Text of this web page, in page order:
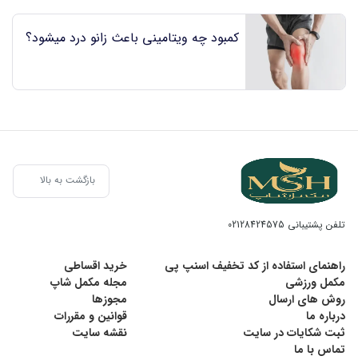
کمبود چه ویتامینی باعث زانو درد میشود؟
بازگشت به بالا
تلفن پشتیبانی 02128424575
راهنمای استفاده از کد تخفیف اسنپ پی
خرید اقساطی
مکمل ورزشی
مجله مکمل شاپ
روش های ارسال
مجوزها
درباره ما
قوانین و مقررات
ثبت شکایات در سایت
نقشه سایت
تماس با ما